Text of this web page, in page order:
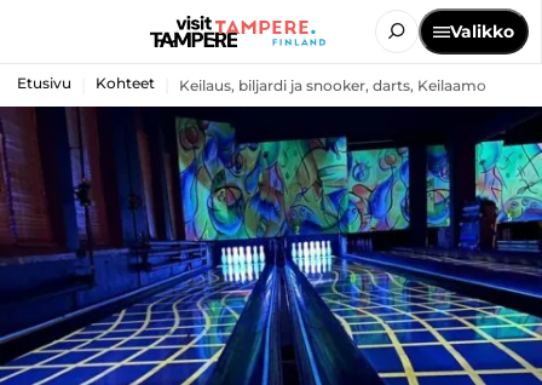
Valikko
Etusivu Kohteet Keilaus, biljardi ja snooker, darts, Keilaamo